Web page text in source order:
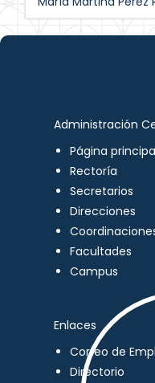
Administración
Página
Rectoría
Secretarios
Direcciones
Facultades
Campus
Enlaces
Correo de
Directorio